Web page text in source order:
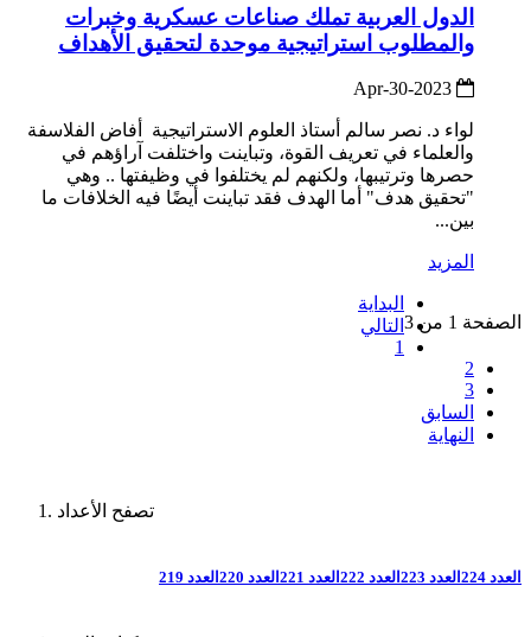
الدول العربية تملك صناعات عسكرية وخبرات
والمطلوب استراتيجية موحدة لتحقيق الأهداف
لواء د. نصر سالم أستاذ العلوم الاستراتيجية أفاض الفلاسفة
والعلماء في تعريف القوة، وتباينت واختلفت آراؤهم في
حصرها وترتيبها، ولكنهم لم يختلفوا في وظيفتها .. وهي
"تحقيق هدف" أما الهدف فقد تباينت أيضًا فيه الخلافات ما
بين...
المزيد
الصفحة 1 من 3
البداية
التالي
1
2
3
السابق
النهاية
تصفح الأعداد
العدد 224 العدد 223 العدد 222 العدد 221 العدد 220 العدد 219